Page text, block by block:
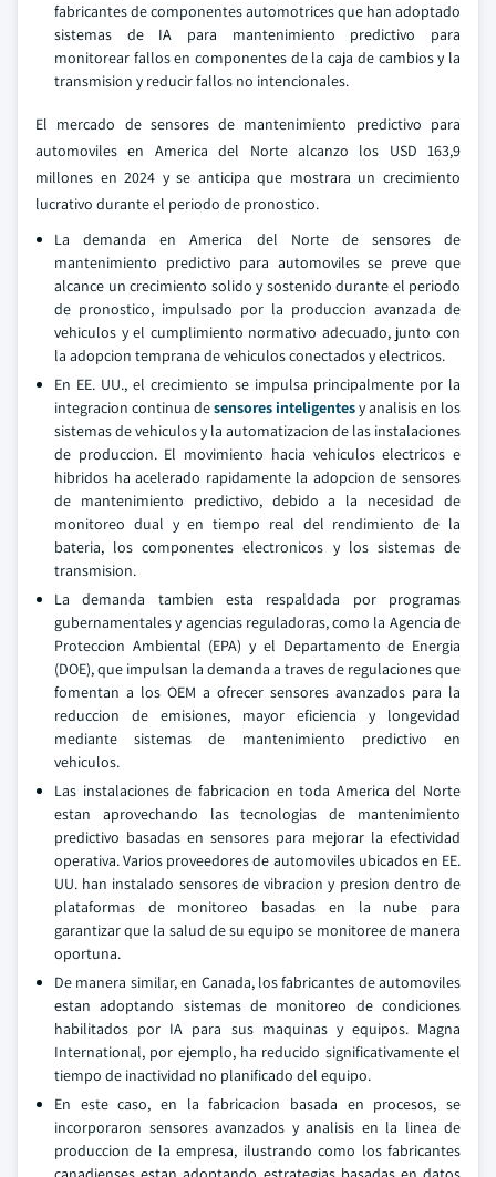
fabricantes de componentes automotrices que han adoptado
sistemas de IA para mantenimiento predictivo para
monitorear fallos en componentes de la caja de cambios y la
transmision y reducir fallos no intencionales.
El mercado de sensores de mantenimiento predictivo para
automoviles en America del Norte alcanzo los USD 163,9
millones en 2024 y se anticipa que mostrara un crecimiento
lucrativo durante el periodo de pronostico.
La demanda en America del Norte de sensores de
mantenimiento predictivo para automoviles se preve que
alcance un crecimiento solido y sostenido durante el periodo
de pronostico, impulsado por la produccion avanzada de
vehiculos y el cumplimiento normativo adecuado, junto con
la adopcion temprana de vehiculos conectados y electricos.
En EE. UU., el crecimiento se impulsa principalmente por la
integracion continua desensores inteligentesy analisis en los
sistemas de vehiculos y la automatizacion de las instalaciones
de produccion. El movimiento hacia vehiculos electricos e
hibridos ha acelerado rapidamente la adopcion de sensores
de mantenimiento predictivo, debido a la necesidad de
monitoreo dual y en tiempo real del rendimiento de la
bateria, los componentes electronicos y los sistemas de
transmision.
La demanda tambien esta respaldada por programas
gubernamentales y agencias reguladoras, como la Agencia de
Proteccion Ambiental (EPA) y el Departamento de Energia
(DOE), que impulsan la demanda a traves de regulaciones que
fomentan a los OEM a ofrecer sensores avanzados para la
reduccion de emisiones, mayor eficiencia y longevidad
mediante sistemas de mantenimiento predictivo en
vehiculos.
Las instalaciones de fabricacion en toda America del Norte
estan aprovechando las tecnologias de mantenimiento
predictivo basadas en sensores para mejorar la efectividad
operativa. Varios proveedores de automoviles ubicados en EE.
UU. han instalado sensores de vibracion y presion dentro de
plataformas de monitoreo basadas en la nube para
garantizar que la salud de su equipo se monitoree de manera
oportuna.
De manera similar, en Canada, los fabricantes de automoviles
estan adoptando sistemas de monitoreo de condiciones
habilitados por IA para sus maquinas y equipos. Magna
International, por ejemplo, ha reducido significativamente el
tiempo de inactividad no planificado del equipo.
En este caso, en la fabricacion basada en procesos, se
incorporaron sensores avanzados y analisis en la linea de
produccion de la empresa, ilustrando como los fabricantes